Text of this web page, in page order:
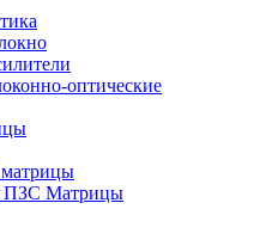
оптические
Матрицы